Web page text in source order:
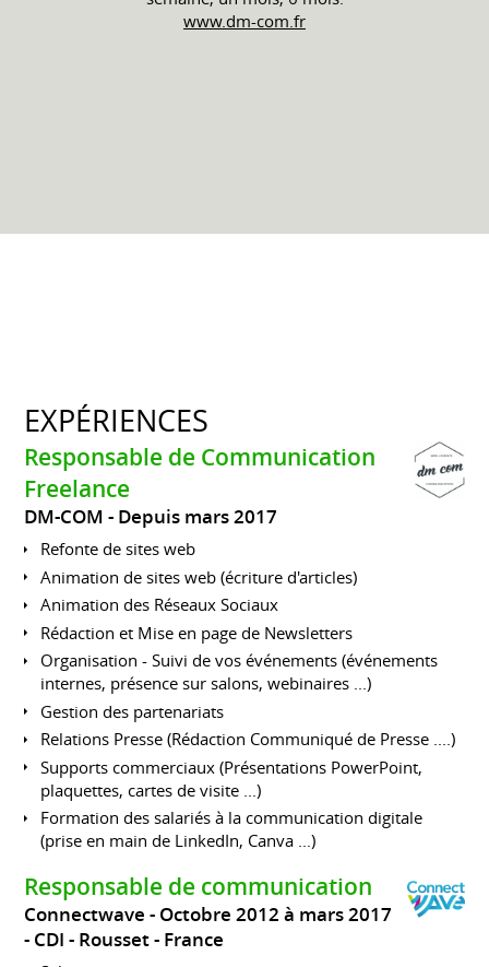
www.dm-com.fr
EXPÉRIENCES
Responsable de Communication
Freelance
DM-COM Depuis mars 2017
Refonte de sites web
Animation de sites web (écriture d'articles)
Animation des Réseaux Sociaux
Rédaction et Mise en page de Newsletters
Organisation - Suivi de vos événements (événements
internes, présence sur salons, webinaires ...)
Gestion des partenariats
Relations Presse (Rédaction Communiqué de Presse ....)
Supports commerciaux (Présentations PowerPoint,
plaquettes, cartes de visite ...)
Formation des salariés à la communication digitale
(prise en main de LinkedIn, Canva ...)
Responsable de communication
Connectwave
Octobre 2012 à mars 2017
CDI
Rousset France